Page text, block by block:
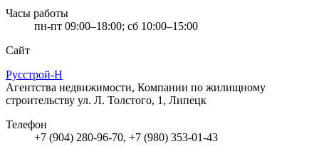
Часы работы
пн-пт 09:00–18:00; сб 10:00–15:00
Сайт
Русстрой-Н
Агентства недвижимости, Компании по жилищному
строительству ул. Л. Толстого, 1, Липецк
Телефон
+7 (904) 280-96-70, +7 (980) 353-01-43